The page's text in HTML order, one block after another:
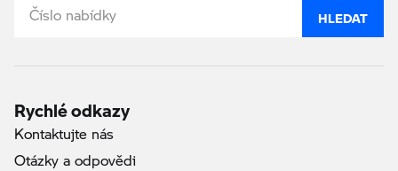
HLEDAT
Rychlé odkazy
Kontaktujte nás
Otázky a odpovědi